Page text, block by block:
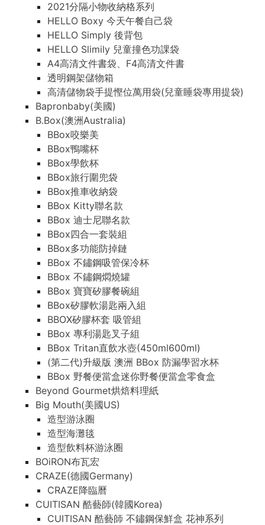
2021分隔小物收納格系列
HELLO Boxy 今天午餐自己袋
HELLO Simply 後背包
HELLO Slimily 兒童撞色功課袋
A4高清文件書袋、F4高清文件書
透明鋼架儲物箱
高清儲物袋手提慳位萬用袋(兒童睡袋專用提袋)
Bapronbaby(美國)
B.Box(澳洲Australia)
BBox咬樂美
BBox鴨嘴杯
BBox學飲杯
BBox旅行圍兜袋
BBox推車收納袋
BBox Kitty聯名款
BBox 迪士尼聯名款
BBox四合一套裝組
BBox多功能防掉鏈
BBox 不鏽鋼吸管保冷杯
BBox 不鏽鋼燜燒罐
BBox 寶寶矽膠餐碗組
BBox矽膠軟湯匙兩入組
BBOX矽膠杯套 吸管組
BBox 專利湯匙叉子組
BBox Tritan直飲水壺(450ml600ml)
(第二代)升級版 澳洲 BBox 防漏學習水杯
BBox 野餐便當盒迷你野餐便當盒零食盒
Beyond Gourmet烘焙料理紙
Big Mouth(美國US)
造型游泳圈
造型海灘毯
造型飲料杯游泳圈
BOiRON布瓦宏
CRAZE(德國Germany)
CRAZE降臨曆
CUITISAN 酷藝師(韓國Korea)
CUITISAN 酷藝師 不鏽鋼保鮮盒 花神系列